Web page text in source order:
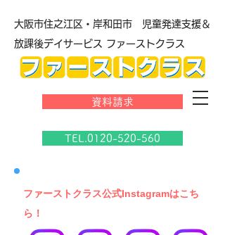
大阪市住之江区・岸和田市 児童発達支援＆
放課後デイサービス ファーストクラス
資料請求
TEL.0120-520-560
​ファーストクラス公式Instagramはこち
ら！